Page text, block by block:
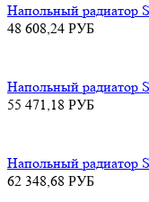
Напольный радиатор
48 608,24 РУБ
Напольный радиатор
55 471,18 РУБ
Напольный радиатор
62 348,68 РУБ